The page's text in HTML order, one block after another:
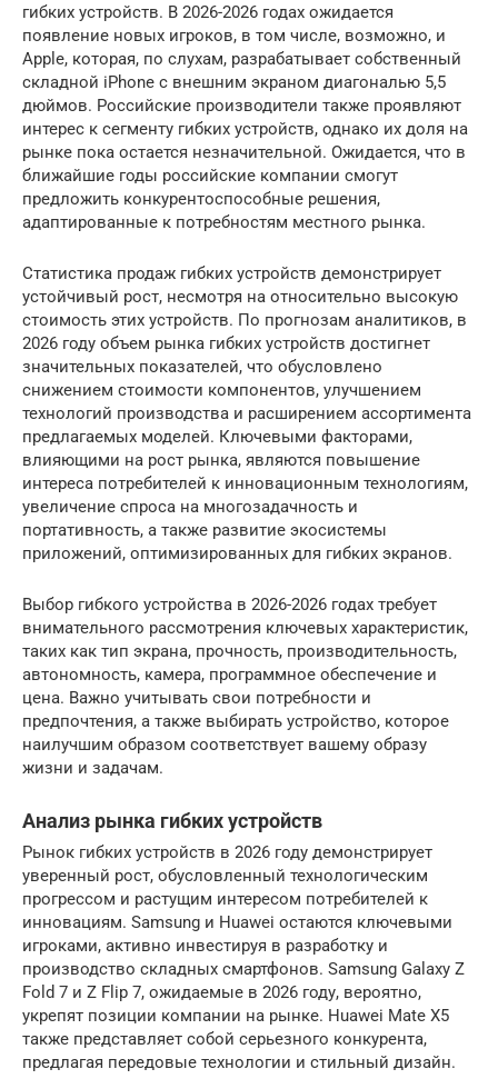
гибких устройств. В 2026-2026 годах ожидается
появление новых игроков, в том числе, возможно, и
Apple, которая, по слухам, разрабатывает собственный
складной iPhone с внешним экраном диагональю 5,5
дюймов. Российские производители также проявляют
интерес к сегменту гибких устройств, однако их доля на
рынке пока остается незначительной. Ожидается, что в
ближайшие годы российские компании смогут
предложить конкурентоспособные решения,
адаптированные к потребностям местного рынка.
Статистика продаж гибких устройств демонстрирует
устойчивый рост, несмотря на относительно высокую
стоимость этих устройств. По прогнозам аналитиков, в
2026 году объем рынка гибких устройств достигнет
значительных показателей, что обусловлено
снижением стоимости компонентов, улучшением
технологий производства и расширением ассортимента
предлагаемых моделей. Ключевыми факторами,
влияющими на рост рынка, являются повышение
интереса потребителей к инновационным технологиям,
увеличение спроса на многозадачность и
портативность, а также развитие экосистемы
приложений, оптимизированных для гибких экранов.
Выбор гибкого устройства в 2026-2026 годах требует
внимательного рассмотрения ключевых характеристик,
таких как тип экрана, прочность, производительность,
автономность, камера, программное обеспечение и
цена. Важно учитывать свои потребности и
предпочтения, а также выбирать устройство, которое
наилучшим образом соответствует вашему образу
жизни и задачам.
Анализ рынка гибких устройств
Рынок гибких устройств в 2026 году демонстрирует
уверенный рост, обусловленный технологическим
прогрессом и растущим интересом потребителей к
инновациям. Samsung и Huawei остаются ключевыми
игроками, активно инвестируя в разработку и
производство складных смартфонов. Samsung Galaxy Z
Fold 7 и Z Flip 7, ожидаемые в 2026 году, вероятно,
укрепят позиции компании на рынке. Huawei Mate X5
также представляет собой серьезного конкурента,
предлагая передовые технологии и стильный дизайн.